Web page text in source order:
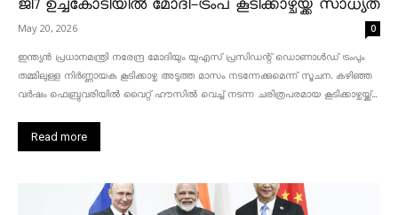
ജി7 ഉച്ചകോടിയിൽ മോദി-ട്രംപ് കൂടിക്കാഴ്ചയ്ക്ക് സാധ്യത
May 20, 2026 0
ഇന്ത്യൻ പ്രധാനമന്ത്രി നരേന്ദ്ര മോദിയും യുഎസ് പ്രസിഡന്റ് ഡൊണാൾഡ് ട്രംപും
തമ്മിലുള്ള നിർണ്ണായക കൂടിക്കാഴ്ച അടുത്ത മാസം നടന്നേക്കുമെന്ന് സൂചന. കഴിഞ്ഞ
വർഷം ഫെബ്രുവരിയിൽ വൈറ്റ് ഹൗസിൽ വെച്ച് നടന്ന ചരിത്രപരമായ കൂടിക്കാഴ്ചയ്ക്ക്...
Read more